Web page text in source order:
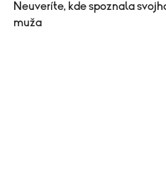
Neuveríte, kde spoznala
muža